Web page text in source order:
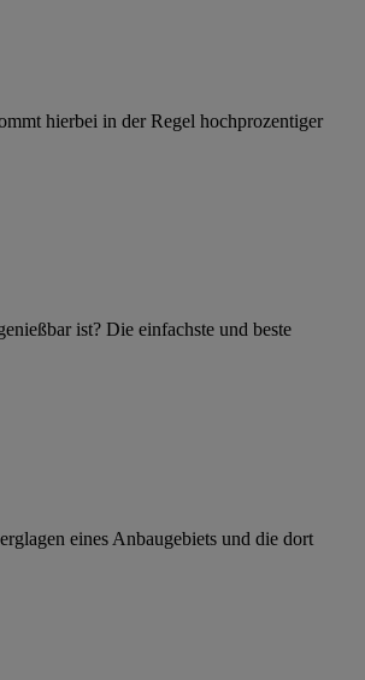
hierbei in der Regel hochprozentiger
ist? Die einfachste und beste
eines Anbaugebiets und die dort